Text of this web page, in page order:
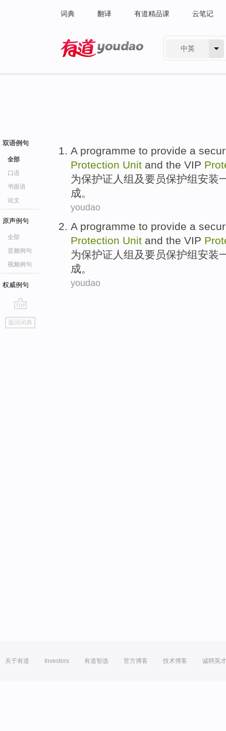
词典 翻译 有道精品课 云笔记
中英
双语例句
全部
口语
书面语
论文
原声例句
全部
音频例句
视频例句
权威例句
go
top
返回词典
A programme to provide a
Protection Unit and the VIP
为保护证人 组 及要员保护组安装
成。
youdao
A programme to provide a
Protection Unit and the VIP
为保护证人 组 及要员保护组安装
成。
youdao
关于有道 Investors 有道智选 官方博客 技术博客 诚聘英才